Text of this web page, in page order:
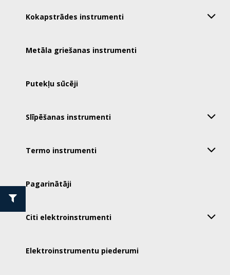
Kokapstrādes instrumenti
Metāla griešanas instrumenti
Putekļu sūcēji
Slīpēšanas instrumenti
Termo instrumenti
Pagarinātāji
Citi elektroinstrumenti
Elektroinstrumentu piederumi